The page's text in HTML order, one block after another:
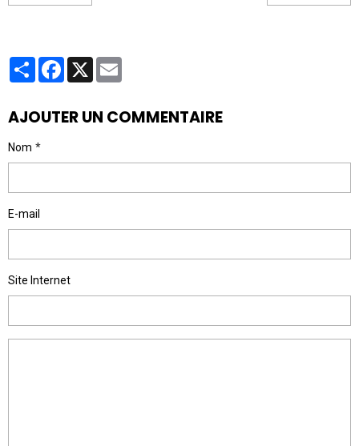
PartagerFacebook
X
AJOUTER UN COMMENTAIRE
Nom
E-mail
Site Internet